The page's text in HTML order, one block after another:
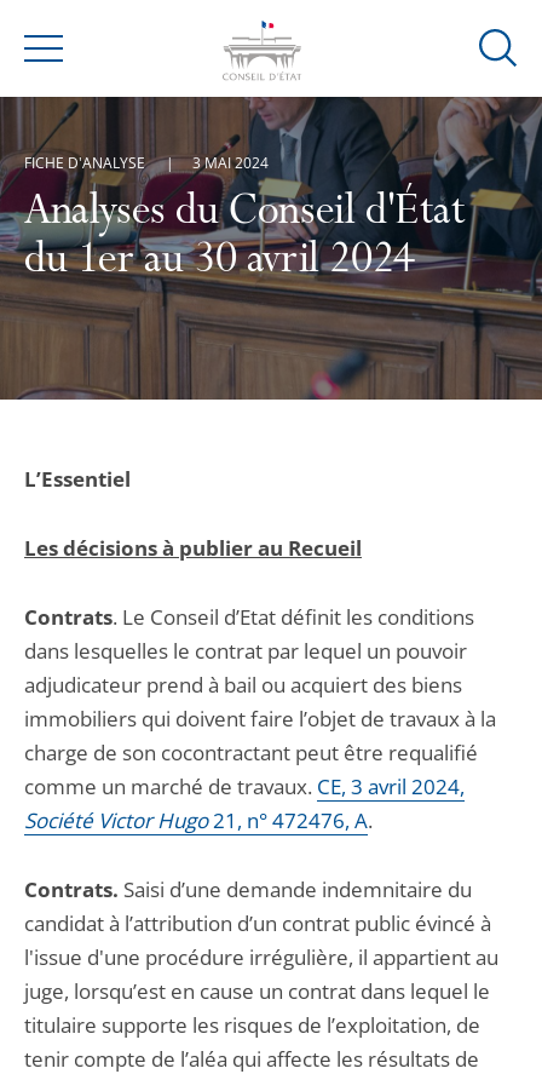
Menu
Ouvrir
de
Analyses du Conseil d'État
du 1er au 30 avril 2024
FICHE D'ANALYSE 3 MAI 2024
L’Essentiel
Les décisions à publier au Recueil
Contrats. Le Conseil d’Etat définit les conditions
dans lesquelles le contrat par lequel un pouvoir
adjudicateur prend à bail ou acquiert des biens
immobiliers qui doivent faire l’objet de travaux à la
charge de son cocontractant peut être requalifié
comme un marché de travaux. CE, 3 avril 2024,
Société Victor Hugo21, n° 472476, A.
Contrats. Saisi d’une demande indemnitaire du
candidat à l’attribution d’un contrat public évincé à
l'issue d'une procédure irrégulière, il appartient au
juge, lorsqu’est en cause un contrat dans lequel le
titulaire supporte les risques de l’exploitation, de
tenir compte de l’aléa qui affecte les résultats de